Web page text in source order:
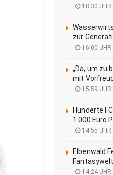
18:30 UHR
zur
16:00 UHR
„Da, um zu
mit
15:59 UHR
Hunderte
1.000 Euro
14:55 UHR
Elbenwald
14:24 UHR